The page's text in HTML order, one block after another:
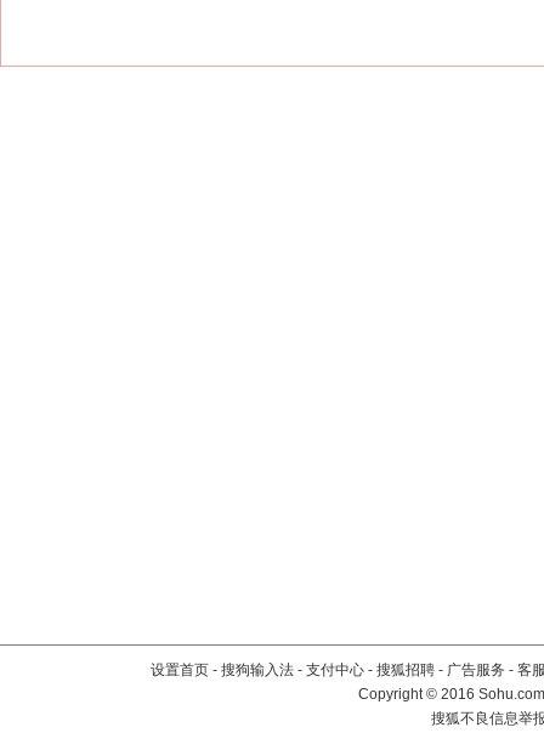
设置首页 - 搜狗输入法 - 支付中心 - 搜狐招聘 - 广告服务 - 客
Copyright©2016
搜狐不良信息举